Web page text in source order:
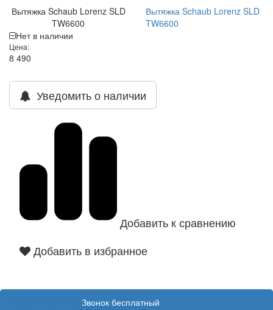
Вытяжка Schaub Lorenz SLD
TW6600
Вытяжка Schaub Lorenz SLD
TW6600
Нет в наличии
Цена:
8 490
Уведомить о наличии
Добавить к сравнению
Добавить в избранное
Звонок бесплатный